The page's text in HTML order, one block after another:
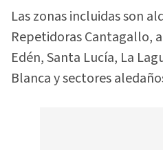
Las zonas incluidas son
Repetidoras Cantagallo,
Edén, Santa Lucía, La
Blanca y sectores